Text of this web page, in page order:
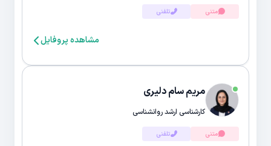
متنی تلفنی
مشاهده پروفایل
مریم سام دلیری
کارشناسی ارشد روانشناسی
متنی تلفنی